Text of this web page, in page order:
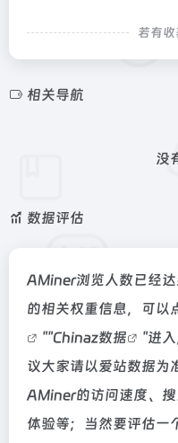
若有
相关导航
没
数据评估
AMiner浏览人数已经
的相关权重信息，可以
""Chinaz数据
"进
议大家请以爱站数据为
AMiner的访问速度、
体验等；当然要评估一